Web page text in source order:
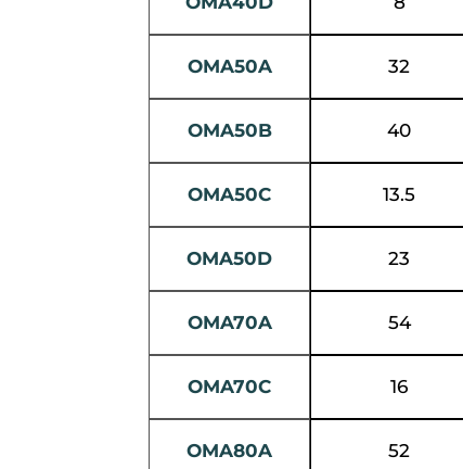
OMA50A 32
OMA50B 40
OMA50C 13.5
OMA50D 23
OMA70A 54
OMA70C 16
OMA80A 52